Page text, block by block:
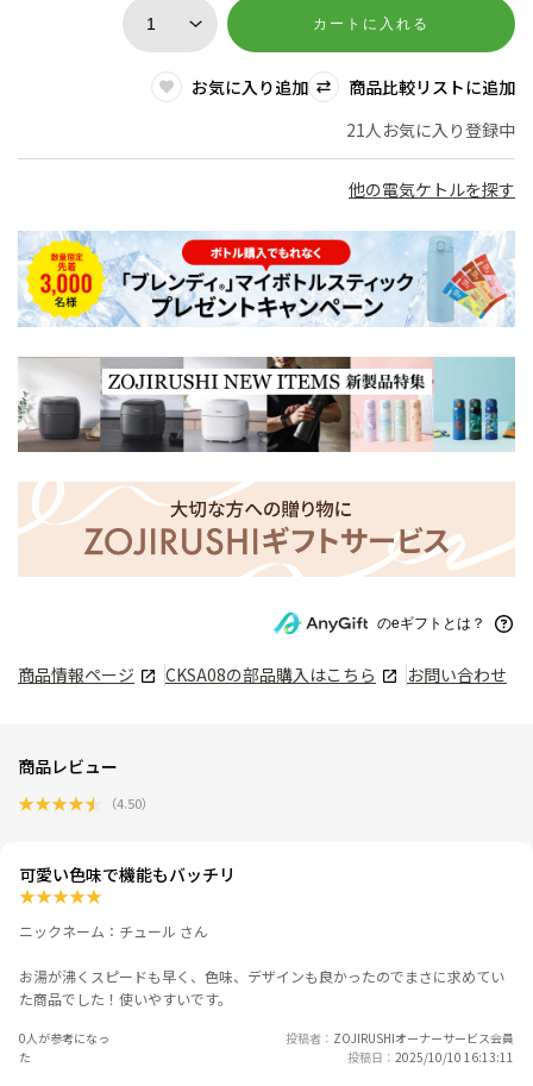
カートに入れる
お気に入り追加
商品比較リストに追加
21人お気に入り登録中
他の電気ケトルを探す
のeギフトとは？
商品情報ページ CKSA08の部品購入はこちら お問い合わせ
商品レビュー
★★★★★ （4.50）
可愛い色味で機能もバッチリ
★★★★★
ニックネーム：チュール さん
お湯が沸くスピードも早く、色味、デザインも良かったのでまさに求めてい
た商品でした！使いやすいです。
0人が参考になっ
た
投稿者
ZOJIRUSHIオーナーサービス会員
投稿日
2025/10/10 16:13:11